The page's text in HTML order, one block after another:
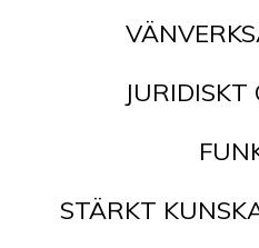
JURIDISKT
STÄRKT